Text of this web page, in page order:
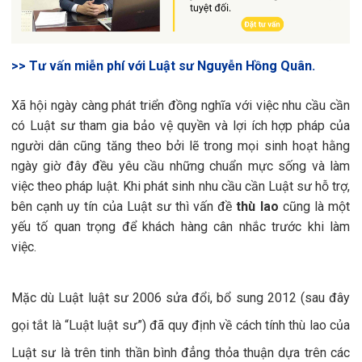
>> Tư vấn miễn phí với Luật sư Nguyễn Hồng Quân.
Xã hội ngày càng phát triển đồng nghĩa với việc nhu cầu cần
có Luật sư tham gia bảo vệ quyền và lợi ích hợp pháp của
người dân cũng tăng theo bởi lẽ trong mọi sinh hoạt hằng
ngày giờ đây đều yêu cầu những chuẩn mực sống và làm
việc theo pháp luật. Khi phát sinh nhu cầu cần Luật sư hỗ trợ,
bên cạnh uy tín của Luật sư thì vấn đềthù lao cũng là một
yếu tố quan trọng để khách hàng cân nhắc trước khi làm
việc.
Mặc dù Luật luật sư 2006 sửa đổi, bổ sung 2012 (sau đây
gọi tắt là “Luật luật sư”) đã quy định về cách tính thù lao của
Luật sư là trên tinh thần bình đẳng thỏa thuận dựa trên các